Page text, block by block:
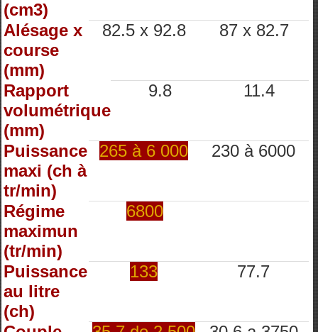
(cm3)
Alésage x
course
(mm)
82.5 x 92.8 87 x 82.7
Rapport
volumétrique
(mm)
9.8 11.4
Puissance
maxi (ch à
tr/min)
265 à 6 000 230 à 6000
Régime
maximun
(tr/min)
6800
Puissance
au litre
(ch)
133 77.7